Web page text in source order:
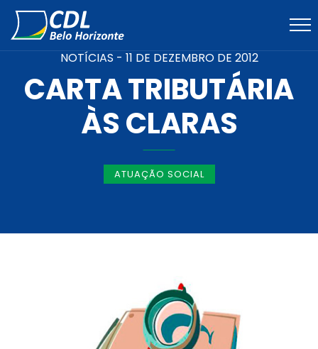
NOTÍCIAS - 11 DE DEZEMBRO DE 2012
CARTA TRIBUTÁRIA
ÀS CLARAS
ATUAÇÃO SOCIAL